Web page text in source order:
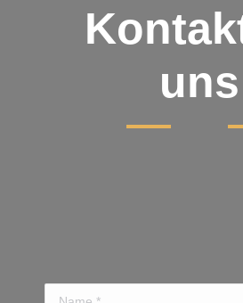
uns
Name *